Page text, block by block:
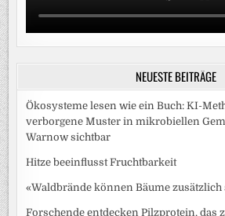
NEUESTE BEITRÄGE
Ökosysteme lesen wie ein Buch: KI-
verborgene Muster in mikrobiellen
Warnow sichtbar
Hitze beeinflusst Fruchtbarkeit
«Waldbrände können Bäume zusätzlich
Forschende entdecken Pilzprotein, das